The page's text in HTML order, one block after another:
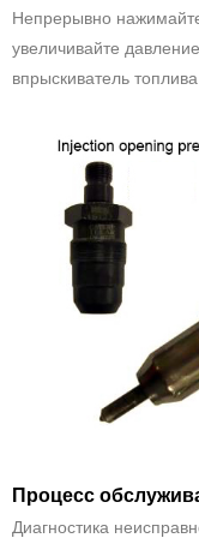
Непрерывно
увеличивайте
впрыскиватель
Процесс
Диагностика